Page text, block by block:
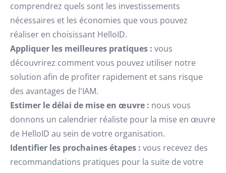
comprendrez quels sont les investissements
nécessaires et les économies que vous pouvez
réaliser en choisissant HelloID.
Appliquer les meilleures pratiques : vous
découvrirez comment vous pouvez utiliser notre
solution afin de profiter rapidement et sans risque
des avantages de l'IAM.
Estimer le délai de mise en œuvre : nous vous
donnons un calendrier réaliste pour la mise en œuvre
de HelloID au sein de votre organisation.
Identifier les prochaines étapes : vous recevez des
recommandations pratiques pour la suite de votre